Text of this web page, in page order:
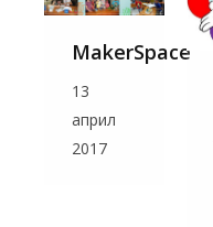
MakerSpace
13
април
2017